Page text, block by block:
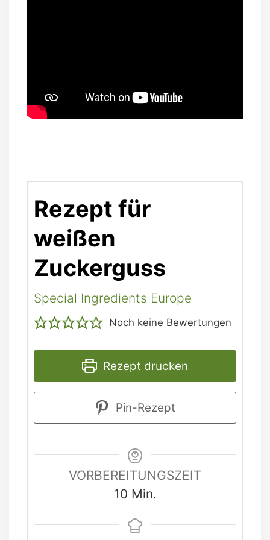
Rezept für
weißen
Zuckerguss
Special Ingredients Europe
Noch keine Bewertungen
Rezept drucken
Pin-Rezept
VORBEREITUNGSZEIT
10Minuten
Min.